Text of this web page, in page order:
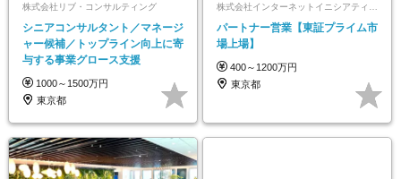
株式会社リブ・コンサルティング
シニアコンサルタント／マネージ
ャー候補／トップライン向上に寄
与する事業グロース支援
1000～1500万円
東京都
パートナー営業【東証プライム市
場上場】
400～1200万円
東京都